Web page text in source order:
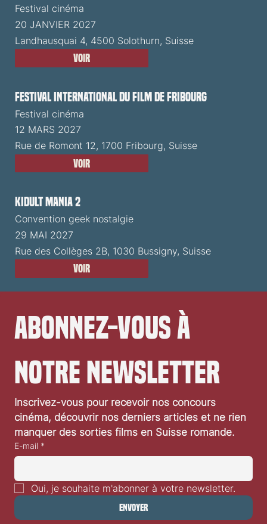
Festival cinéma
20 JANVIER 2027
Landhausquai 4, 4500 Solothurn, Suisse
Voir
Festival International du Film de Fribourg
Festival cinéma
12 MARS 2027
Rue de Romont 12, 1700 Fribourg, Suisse
Voir
Kidult Mania 2
Convention geek nostalgie
29 MAI 2027
Rue des Collèges 2B, 1030 Bussigny, Suisse
Voir
Abonnez-vous à
notre newsletter
Inscrivez-vous pour recevoir nos concours
cinéma, découvrir nos derniers articles et ne rien
manquer des sorties films en Suisse romande.
E-mail *
Oui, je souhaite m'abonner à votre newsletter.
Envoyer